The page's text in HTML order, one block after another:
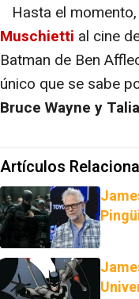
Hasta el
Muschietti al cine
Batman de Ben
único que se sabe
Bruce Wayne y
Artículos